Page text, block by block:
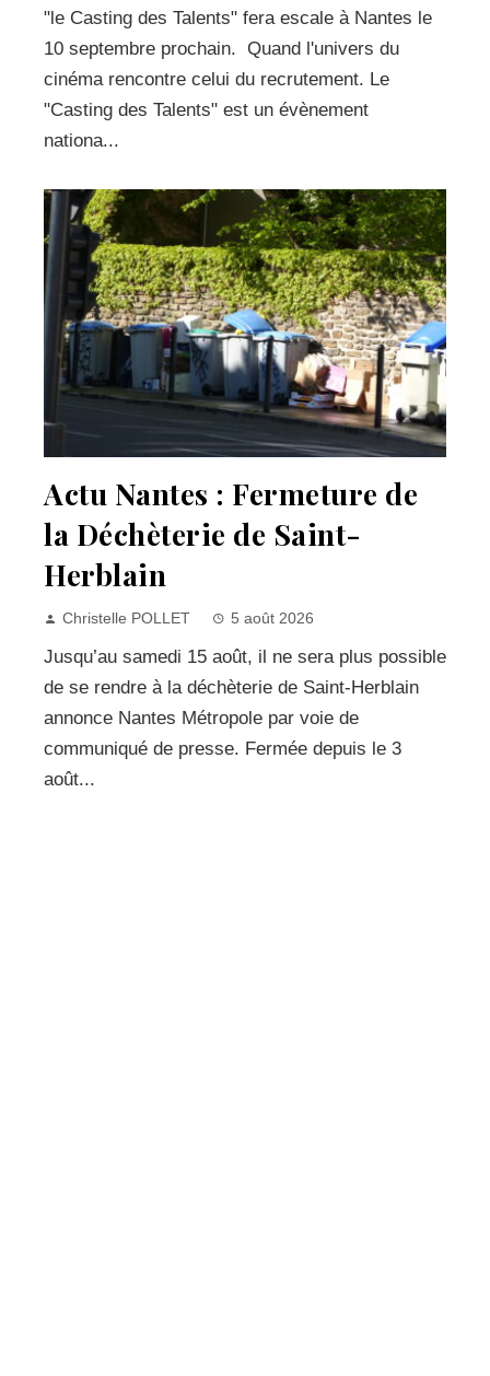
"le Casting des Talents" fera escale à Nantes le
10 septembre prochain. Quand l'univers du
cinéma rencontre celui du recrutement. Le
"Casting des Talents" est un évènement
nationa...
Actu Nantes : Fermeture de
la Déchèterie de Saint-
Herblain
Christelle POLLET 5 août 2026
Jusqu’au samedi 15 août, il ne sera plus possible
de se rendre à la déchèterie de Saint-Herblain
annonce Nantes Métropole par voie de
communiqué de presse. Fermée depuis le 3
août...